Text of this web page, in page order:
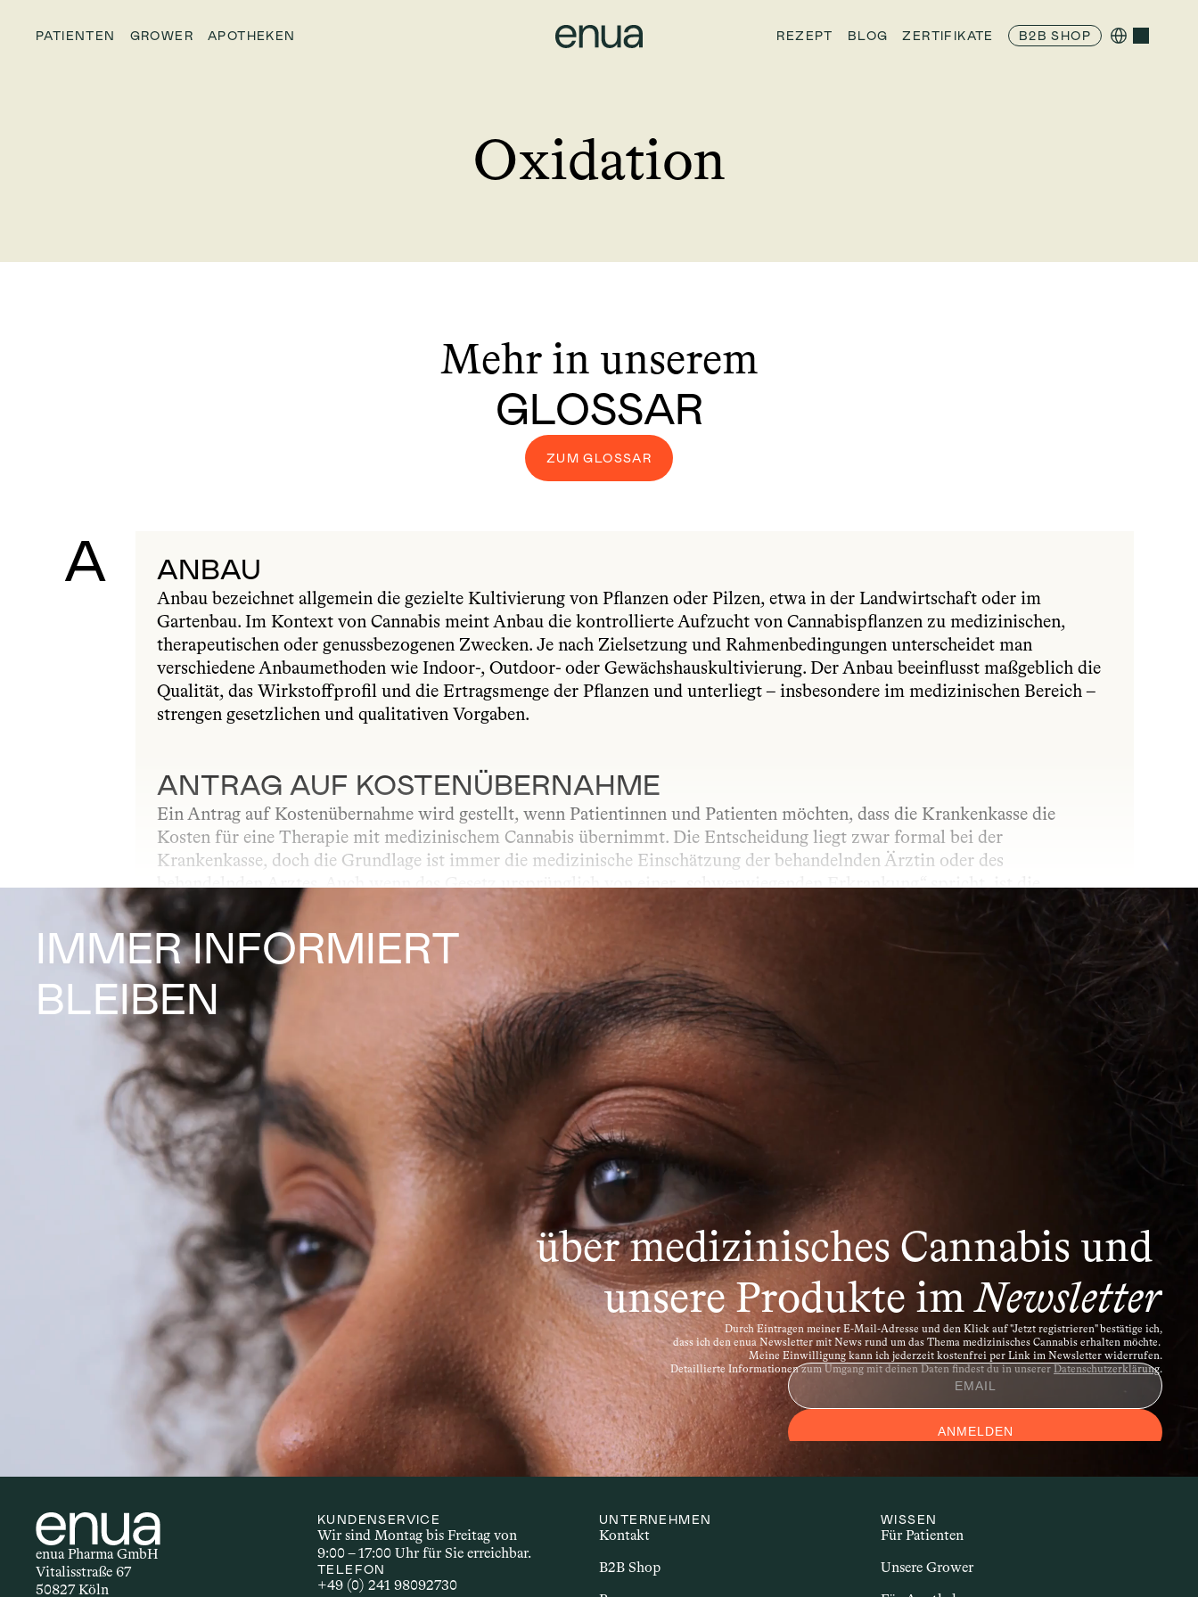
Oxidation
Mehr in unserem
GLOSSAR
ZUM GLOSSAR
A ANBAU
Anbau bezeichnet allgemein die gezielte Kultivierung von Pflanzen oder Pilzen, etwa in der Landwirtschaft oder im
Gartenbau. Im Kontext von Cannabis meint Anbau die kontrollierte Aufzucht von Cannabispflanzen zu medizinischen,
therapeutischen oder genussbezogenen Zwecken. Je nach Zielsetzung und Rahmenbedingungen unterscheidet man
verschiedene Anbaumethoden wie Indoor-, Outdoor- oder Gewächshauskultivierung. Der Anbau beeinflusst maßgeblich die
Qualität, das Wirkstoffprofil und die Ertragsmenge der Pflanzen und unterliegt – insbesondere im medizinischen Bereich –
strengen gesetzlichen und qualitativen Vorgaben.
ANTRAG AUF KOSTENÜBERNAHME
Ein Antrag auf Kostenübernahme wird gestellt, wenn Patientinnen und Patienten möchten, dass die Krankenkasse die
Kosten für eine Therapie mit medizinischem Cannabis übernimmt. Die Entscheidung liegt zwar formal bei der
Krankenkasse, doch die Grundlage ist immer die medizinische Einschätzung der behandelnden Ärztin oder des
behandelnden Arztes. Auch wenn das Gesetz ursprünglich von einer „schwerwiegenden Erkrankung“ spricht, ist die
Definition offen – entscheidend ist, dass die Therapie medizinisch nachvollziehbar begründet wird. Die Verordnung kann
daher sehr individuell erfolgen. Wird der Antrag abgelehnt, besteht die Möglichkeit des Widerspruchs.
APPLIKATIONSFORM
Applikationsform – auch Darreichungsform genannt – beschreibt, auf welchem Weg ein Wirkstoff in den Körper gelangt. Ob
als Öl, Kapsel, Spray oder Creme: Die Form der Anwendung beeinflusst, wie schnell und wie stark der Wirkstoff wirkt.
Welche Applikationsform gewählt wird, hängt unter anderem vom Wirkstoff selbst, dem gewünschten Effekt und den
individuellen Bedürfnissen ab.
AUTOIMMUNERKRANKUNG
Autoimmunerkrankungen sind chronische Störungen, bei denen das Immunsystem körpereigene Strukturen angreift. Dazu
zählen Erkrankungen wie Multiple Sklerose, Rheumatoide Arthritis oder Morbus Crohn. Sie gehen häufig mit
Entzündungen und einer Vielzahl unterschiedlicher Beschwerden einher. Im Zusammenhang mit Cannabis wird untersucht,
ob bestimmte Inhaltsstoffe – insbesondere Cannabinoide – potenzielle Effekte auf das Immunsystem und entzündliche
Prozesse haben könnten.
IMMER INFORMIERT
BLEIBEN
über medizinisches Cannabis und
unsere Produkte im Newsletter
Durch Eintragen meiner E-Mail-Adresse und den Klick auf "Jetzt registrieren" bestätige ich,
dass ich den enua Newsletter mit News rund um das Thema medizinisches Cannabis erhalten möchte.
Meine Einwilligung kann ich jederzeit kostenfrei per Link im Newsletter widerrufen.
Detaillierte Informationen zum Umgang mit deinen Daten findest du in unserer Datenschutzerklärung.
ANMELDEN
enua Pharma GmbH
Vitalisstraße 67
50827 Köln
KUNDENSERVICE
Wir sind Montag bis Freitag von
9:00 – 17:00 Uhr für Sie erreichbar.
TELEFON
+49 (0) 241 98092730
UNTERNEHMEN
Kontakt
B2B Shop
WISSEN
Für Patienten
Unsere Grower
PATIENTEN GROWER APOTHEKEN REZEPT BLOG ZERTIFIKATE B2B SHOP Select Language